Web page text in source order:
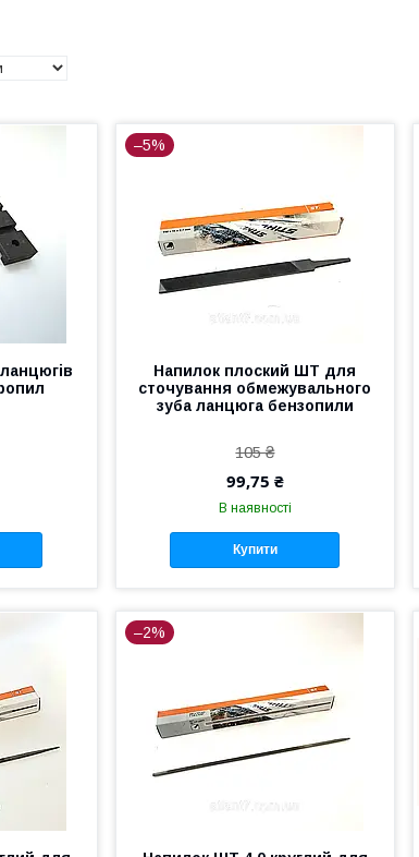
–5%
Напилок плоский ШТ для
сточування обмежувального
зуба ланцюга бензопили
105 ₴
99,75 ₴
В наявності
Купити
–2%